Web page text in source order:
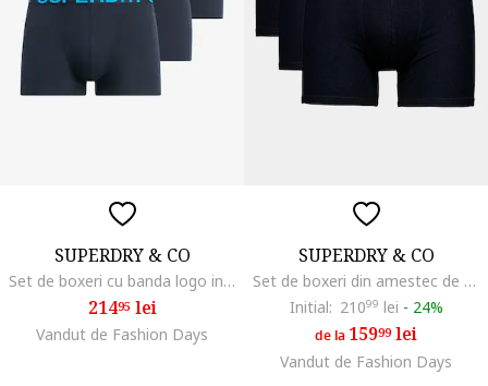
SUPERDRY & CO
Set de boxeri cu banda logo in talie - 3 Perechi, Portocaliu mandarina/Verde lime/Bleumarin
21495lei
Vandut de Fashion Days
SUPERDRY & CO
Set de boxeri din amestec de bumbac cu banda logo in talie - 3 perechi, Negru/Portocaliu mandarina
Initial: 21099 lei - 24%
de la 15999lei
Vandut de Fashion Days